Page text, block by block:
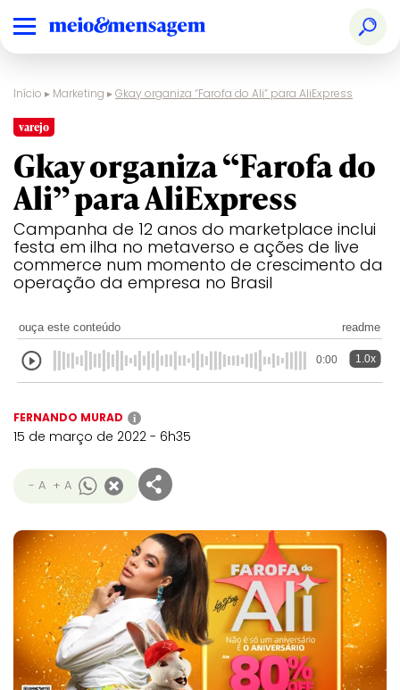
Início ▸ Marketing ▸Gkay organiza “Farofa do Ali” para AliExpress
varejo
Gkay organiza “Farofa do
Ali” para AliExpress
Campanha de 12 anos do marketplace inclui
festa em ilha no metaverso e ações de live
commerce num momento de crescimento da
operação da empresa no Brasil
ouça este conteúdo readme
0:00 1.0x
FERNANDO MURAD i
15 de março de 2022 - 6h35
- A + A